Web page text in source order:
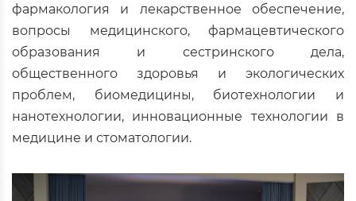
фармакология и лекарственное обеспечение,
вопросы медицинского, фармацевтического
образования и сестринского дела,
общественного здоровья и экологических
проблем, биомедицины, биотехнологии и
нанотехнологии, инновационные технологии в
медицине и стоматологии.